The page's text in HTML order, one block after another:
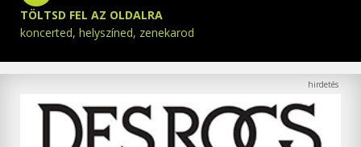
TÖLTSD FEL AZ OLDALRA
koncerted, helyszíned, zenekarod